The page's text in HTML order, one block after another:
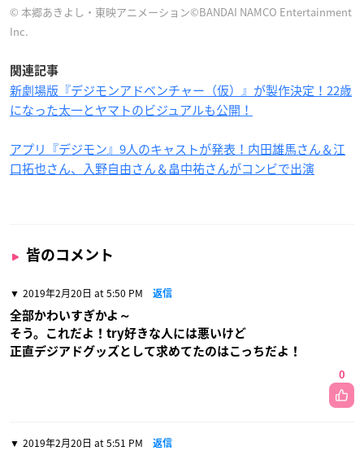
© 本郷あきよし・東映アニメーション©BANDAI NAMCO Entertainment
Inc.
関連記事
新劇場版『デジモンアドベンチャー（仮）』が製作決定！22歳
になった太一とヤマトのビジュアルも公開！
アプリ『デジモン』9人のキャストが発表！内田雄馬さん＆江
口拓也さん、入野自由さん＆畠中祐さんがコンビで出演
皆のコメント
2019年2月20日 at 5:50 PM 返信
全部かわいすぎかよ～
そう。これだよ！try好きな人には悪いけど
正直デジアドグッズとして求めてたのはこっちだよ！
0
2019年2月20日 at 5:51 PM 返信